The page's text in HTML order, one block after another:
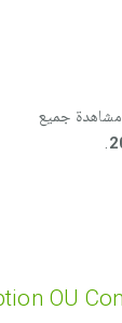
مشاهدة جميع
.
OU